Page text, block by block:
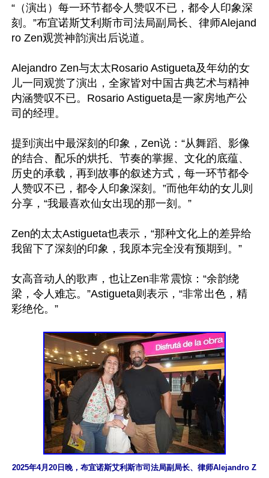
“（演出）每一环节都令人赞叹不已，都令人印象深
刻。”布宜诺斯艾利斯市司法局副局长、律师Alejand
ro Zen观赏神韵演出后说道。
Alejandro Zen与太太Rosario Astigueta及年幼的女
儿一同观赏了演出，全家皆对中国古典艺术与精神
内涵赞叹不已。Rosario Astigueta是一家房地产公
司的经理。
提到演出中最深刻的印象，Zen说：“从舞蹈、影像
的结合、配乐的烘托、节奏的掌握、文化的底蕴、
历史的承载，再到故事的叙述方式，每一环节都令
人赞叹不已，都令人印象深刻。”而他年幼的女儿则
分享，“我最喜欢仙女出现的那一刻。”
Zen的太太Astigueta也表示，“那种文化上的差异给
我留下了深刻的印象，我原本完全没有预期到。”
女高音动人的歌声，也让Zen非常震惊：“余韵绕
梁，令人难忘。”Astigueta则表示，“非常出色，精
彩绝伦。”
2025年4月20日晚，布宜诺斯艾利斯市司法局副局长、律师Alejandro Z